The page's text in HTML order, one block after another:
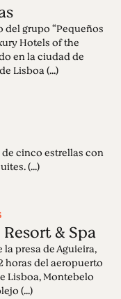
grupo “Pequeños
Hotels of the
en la ciudad de
Lisboa (...)
cinco estrellas con
(...)
& Spa
presa de Aguieira,
horas del aeropuerto
Lisboa, Montebelo
(...)